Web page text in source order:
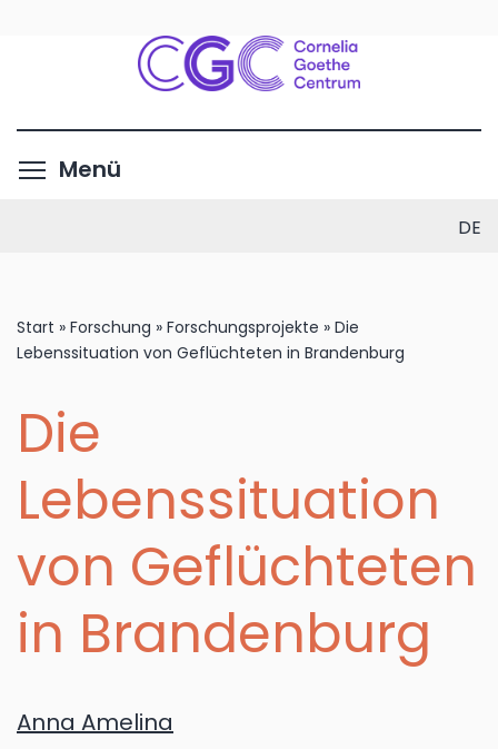
Inhalt
Menü
DE
Start » Forschung » Forschungsprojekte » Die
Lebenssituation von Geflüchteten in Brandenburg
Die
Lebenssituation
von Geflüchteten
in Brandenburg
Anna Amelina